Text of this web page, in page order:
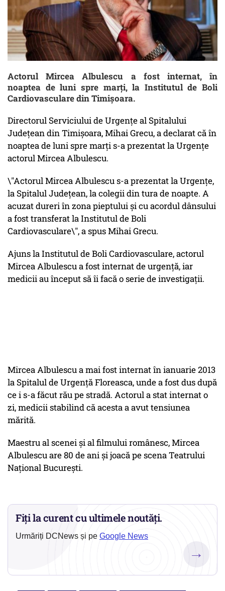
Actorul Mircea Albulescu a fost internat, în
noaptea de luni spre marţi, la Institutul de Boli
Cardiovasculare din Timişoara.
Directorul Serviciului de Urgenţe al Spitalului
Judeţean din Timişoara, Mihai Grecu, a declarat că în
noaptea de luni spre marţi s-a prezentat la Urgenţe
actorul Mircea Albulescu.
\"Actorul Mircea Albulescu s-a prezentat la Urgenţe,
la Spitalul Judeţean, la colegii din tura de noapte. A
acuzat dureri în zona pieptului şi cu acordul dânsului
a fost transferat la Institutul de Boli
Cardiovasculare\", a spus Mihai Grecu.
Ajuns la Institutul de Boli Cardiovasculare, actorul
Mircea Albulescu a fost internat de urgenţă, iar
medicii au început să îi facă o serie de investigaţii.
Mircea Albulescu a mai fost internat în ianuarie 2013
la Spitalul de Urgenţă Floreasca, unde a fost dus după
ce i s-a făcut rău pe stradă. Actorul a stat internat o
zi, medicii stabilind că acesta a avut tensiunea
mărită.
Maestru al scenei şi al filmului românesc, Mircea
Albulescu are 80 de ani şi joacă pe scena Teatrului
Naţional Bucureşti.
Fiți la curent cu ultimele noutăți.
Urmăriți DCNews și pe Google News
→